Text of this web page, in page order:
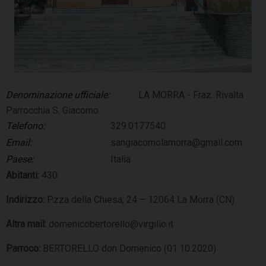
Denominazione ufficiale:
LA MORRA - Fraz. Rivalta
Parrocchia S. Giacomo
Telefono:
329.0177540
Email:
sangiacomolamorra@gmail.com
Paese:
Italia
Abitanti: 430
Indirizzo: P.zza della Chiesa, 24 – 12064 La Morra (CN)
Altra mail: domenicobertorello@virgilio.it
Parroco: BERTORELLO don Domenico (01.10.2020)